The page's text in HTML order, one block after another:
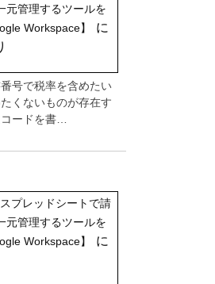
元管理するツールを
Workspace】
に
号で税率を含めたい
くないものが存在す
ードを書…
プレッドシートで請
元管理するツールを
Workspace】
に